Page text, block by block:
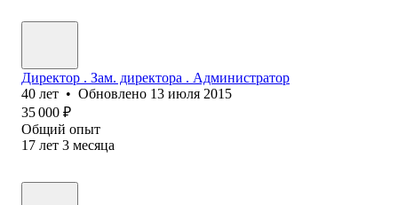
Директор . Зам. директора . Администратор
40 лет • Обновлено 13 июля 2015
35 000 ₽
Общий опыт
17 лет 3 месяца